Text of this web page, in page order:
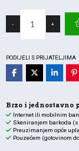
-
prek.
12W
IP20
+
PODIJELI S PRIJATELJIMA
Brzo i jednostavno
Internet ili mobilnim
Skeniranjem barkoda
Preuzimanjem opće
Pouzećem (gotovinom